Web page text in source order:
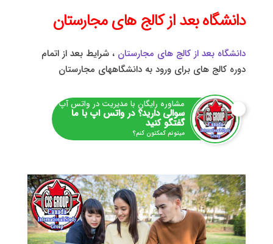
دانشگاه بعد از کالج های مجارستان
دانشگاه بعد از کالج های مجارستان ، شرایط بعد از اتمام
دوره کالج های برای ورود به دانشگاههای مجارستان
مشاوره رایگان با مدیریت در واتس آپ
سوالی دارید؟ در واتس اپ با ما
گفتگو کنید
میتونم کمکتون کنم؟